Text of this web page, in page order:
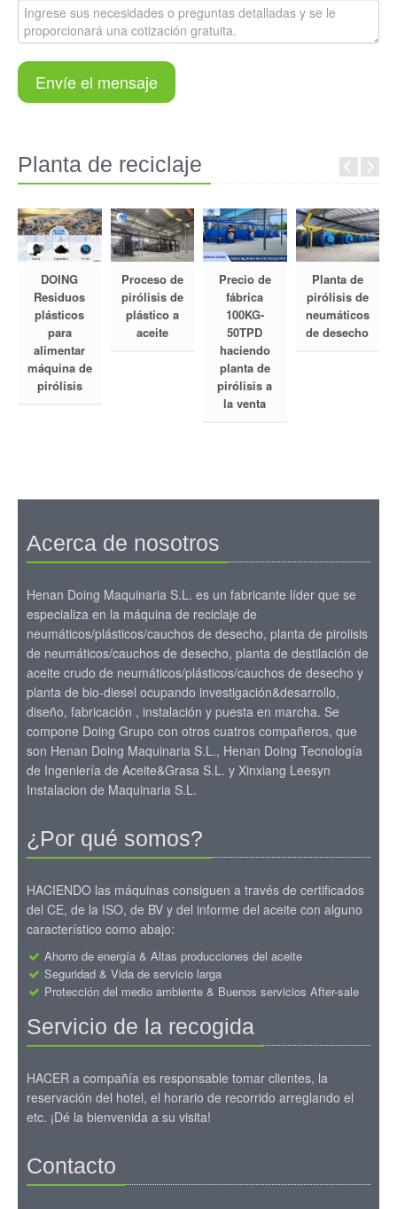
Envíe el mensaje
Planta de reciclaje
DOING
Residuos
plásticos
para
alimentar
máquina de
pirólisis
Proceso de
pirólisis de
plástico a
aceite
Precio de
fábrica
100KG-
50TPD
haciendo
planta de
pirólisis a
la venta
Planta de
pirólisis de
neumáticos
de desecho
Acerca de nosotros
Henan Doing Maquinaria S.L. es un fabricante líder que se
especializa en la máquina de reciclaje de
neumáticos/plásticos/cauchos de desecho, planta de pirolisis
de neumáticos/cauchos de desecho, planta de destilación de
aceite crudo de neumáticos/plásticos/cauchos de desecho y
planta de bio-diesel ocupando investigación&desarrollo,
diseño, fabricación , instalación y puesta en marcha. Se
compone Doing Grupo con otros cuatros compañeros, que
son Henan Doing Maquinaria S.L., Henan Doing Tecnología
de Ingeniería de Aceite&Grasa S.L. y Xinxiang Leesyn
Instalacion de Maquinaria S.L.
¿Por qué somos?
HACIENDO las máquinas consiguen a través de certificados
del CE, de la ISO, de BV y del informe del aceite con alguno
característico como abajo:
Ahorro de energía & Altas producciones del aceite
Seguridad & Vida de servicio larga
Protección del medio ambiente & Buenos servicios After-sale
Servicio de la recogida
HACER a compañía es responsable tomar clientes, la
reservación del hotel, el horario de recorrido arreglando el
etc. ¡Dé la bienvenida a su visita!
Contacto